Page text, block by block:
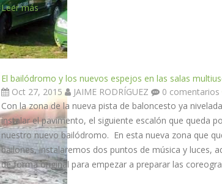
Leer más
El bailódromo y los nuevos espejos en las salas
Oct 27, 2015
JAIME RODRÍGUEZ 0 comentarios
Con la zona de la nueva pista de baloncesto ya
instalar el pavimento, el siguiente escalón que queda
nuestro nuevo bailódromo. En esta nueva zona que
bailones, instalaremos dos puntos de música y luces,
de forma original para empezar a preparar las